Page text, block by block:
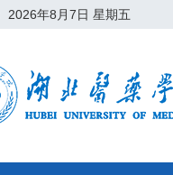
2026年8月7日 星期五